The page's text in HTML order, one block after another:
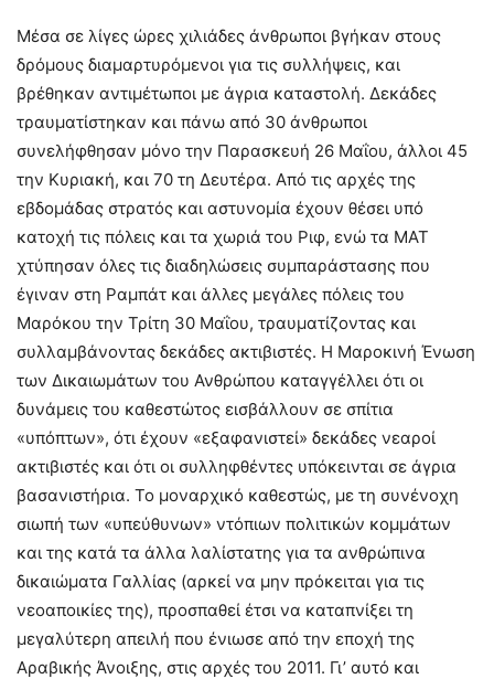
Μέσα σε λίγες ώρες χιλιάδες άνθρωποι βγήκαν στους
δρόμους διαμαρτυρόμενοι για τις συλλήψεις, και
βρέθηκαν αντιμέτωποι με άγρια καταστολή. Δεκάδες
τραυματίστηκαν και πάνω από 30 άνθρωποι
συνελήφθησαν μόνο την Παρασκευή 26 Μαΐου, άλλοι 45
την Κυριακή, και 70 τη Δευτέρα. Από τις αρχές της
εβδομάδας στρατός και αστυνομία έχουν θέσει υπό
κατοχή τις πόλεις και τα χωριά του Ριφ, ενώ τα ΜΑΤ
χτύπησαν όλες τις διαδηλώσεις συμπαράστασης που
έγιναν στη Ραμπάτ και άλλες μεγάλες πόλεις του
Μαρόκου την Τρίτη 30 Μαΐου, τραυματίζοντας και
συλλαμβάνοντας δεκάδες ακτιβιστές. Η Μαροκινή Ένωση
των Δικαιωμάτων του Ανθρώπου καταγγέλλει ότι οι
δυνάμεις του καθεστώτος εισβάλλουν σε σπίτια
«υπόπτων», ότι έχουν «εξαφανιστεί» δεκάδες νεαροί
ακτιβιστές και ότι οι συλληφθέντες υπόκεινται σε άγρια
βασανιστήρια. Το μοναρχικό καθεστώς, με τη συνένοχη
σιωπή των «υπεύθυνων» ντόπιων πολιτικών κομμάτων
και της κατά τα άλλα λαλίστατης για τα ανθρώπινα
δικαιώματα Γαλλίας (αρκεί να μην πρόκειται για τις
νεοαποικίες της), προσπαθεί έτσι να καταπνίξει τη
μεγαλύτερη απειλή που ένιωσε από την εποχή της
Αραβικής Άνοιξης, στις αρχές του 2011. Γι’ αυτό και